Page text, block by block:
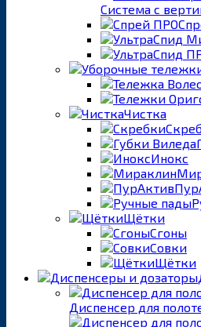
Система с
Чистка
Инокс
Щётки
Сгоны
Совки
Щётки
Диспенсер для